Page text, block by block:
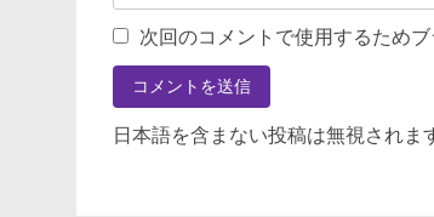
次回のコメントで使用するため
日本語を含まない投稿は無視されま